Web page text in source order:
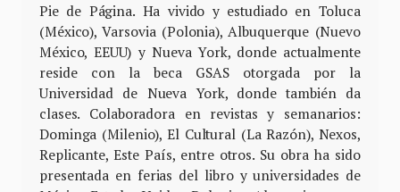
Pie de Página. Ha vivido y estudiado en Toluca
(México), Varsovia (Polonia), Albuquerque (Nuevo
México, EEUU) y Nueva York, donde actualmente
reside con la beca GSAS otorgada por la
Universidad de Nueva York, donde también da
clases. Colaboradora en revistas y semanarios:
Dominga (Milenio), El Cultural (La Razón), Nexos,
Replicante, Este País, entre otros. Su obra ha sido
presentada en ferias del libro y universidades de